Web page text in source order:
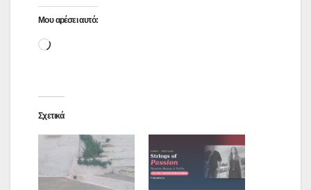
Μου αρέσει αυτό:
Loading…
Σχετικά